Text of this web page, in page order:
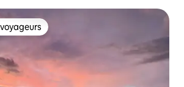
les plus appréciés